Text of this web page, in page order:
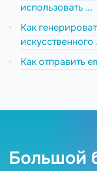
использовать ...
Как
искусственного
Как отправить
Большой